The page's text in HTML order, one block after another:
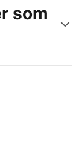
som